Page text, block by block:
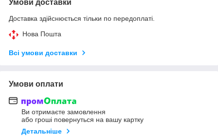
Умови доставки
Доставка здійснюється тільки по передоплаті.
Нова Пошта
Всі умови доставки
Умови оплати
Ви отримаєте замовлення
або гроші повернуться на вашу картку
Детальніше